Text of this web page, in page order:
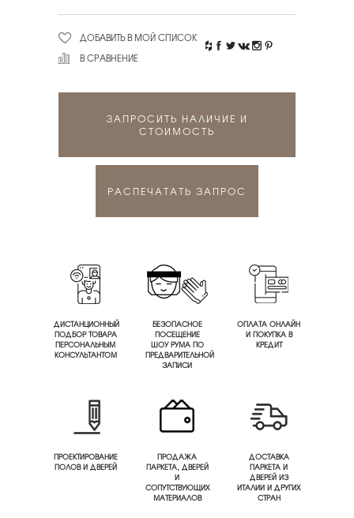
ДОБАВИТЬ В МОЙ СПИСОК
В СРАВНЕНИЕ
ЗАПРОСИТЬ НАЛИЧИЕ И
СТОИМОСТЬ
РАСПЕЧАТАТЬ ЗАПРОС
ДИСТАНЦИОННЫЙ
ПОДБОР ТОВАРА
ПЕРСОНАЛЬНЫМ
КОНСУЛЬТАНТОМ
БЕЗОПАСНОЕ
ПОСЕЩЕНИЕ
ШОУ РУМА ПО
ПРЕДВАРИТЕЛЬНОЙ
ЗАПИСИ
ОПЛАТА ОНЛАЙН
И ПОКУПКА В
КРЕДИТ
ПРОЕКТИРОВАНИЕ
ПОЛОВ И ДВЕРЕЙ
ПРОДАЖА
ПАРКЕТА, ДВЕРЕЙ
И
СОПУТСТВУЮЩИХ
МАТЕРИАЛОВ
ДОСТАВКА
ПАРКЕТА И
ДВЕРЕЙ ИЗ
ИТАЛИИ И ДРУГИХ
СТРАН